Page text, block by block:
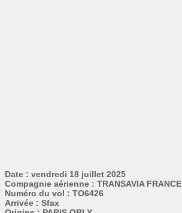
Date : vendredi 18 juillet 2025
Compagnie aérienne : TRANSAVIA FRANCE
Numéro du vol : TO6426
Arrivée : Sfax